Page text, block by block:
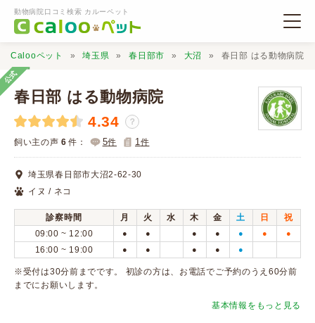
動物病院口コミ検索 カルーペット
動物病院検索
口コミ検索
Calooペットとは？
口コミ投稿
Calooペット 埼玉県 春日部市 大沼 春日部 はる動物病院
公式
春日部 はる動物病院
4.34 ？
飼い主の声 6 件： 5件 1件
埼玉県春日部市大沼2-62-30
イヌ / ネコ
診察時間 月 火 水 木 金 土 日
祝
09:00 ~ 12:00
● ● ● ● ● ● ●
16:00 ~ 19:00 ● ● ● ● ●
※受付は30分前までです。 初診の方は、お電話でご予約のうえ60分前
までにお願いします。
基本情報をもっと見る